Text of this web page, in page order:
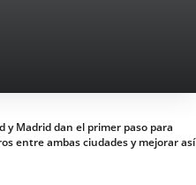
y Madrid dan el primer paso para
entre ambas ciudades y mejorar así